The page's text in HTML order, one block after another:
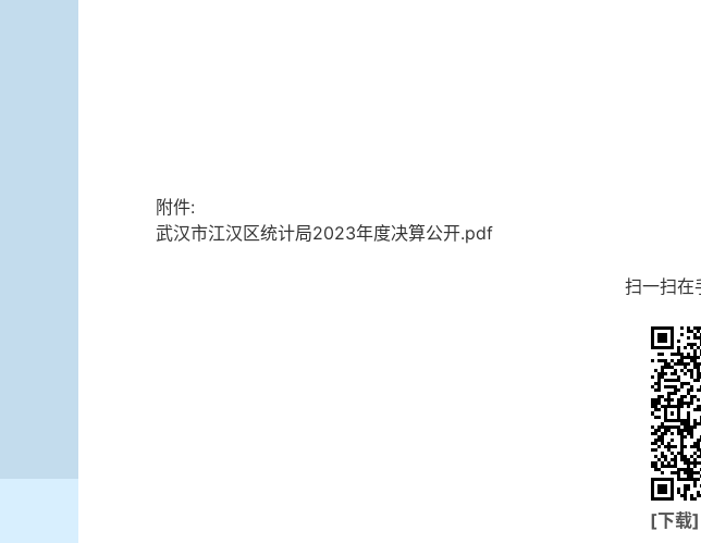
附件:
武汉市江汉区统计局2023年度决算公开.pdf
扫一扫在
[下载]